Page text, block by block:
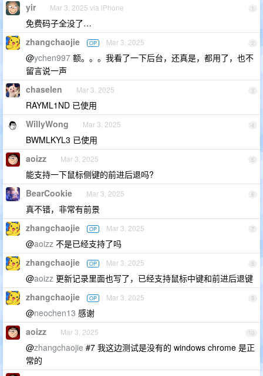
1
yir Mar 3, 2025 via iPhone
免费码子全没了…
2
zhangchaojie OP Mar 3, 2025
@ychen997 额。。。我看了一下后台，还真是，都用了，也不
留言说一声
3
chaselen Mar 3, 2025
RAYML1ND 已使用
4
WillyWong Mar 3, 2025
BWMLKYL3 已使用
5
aoizz Mar 3, 2025
能支持一下鼠标侧键的前进后退吗?
6
BearCookie Mar 3, 2025
真不错，非常有前景
7
zhangchaojie OP Mar 3, 2025
@aoizz 不是已经支持了吗
8
zhangchaojie OP Mar 3, 2025
@aoizz 更新记录里面也写了，已经支持鼠标中键和前进后退键
9
zhangchaojie OP Mar 3, 2025
@neochen13 感谢
10
aoizz Mar 3, 2025
@zhangchaojie #7 我这边测试是没有的 windows chrome 是正
常的